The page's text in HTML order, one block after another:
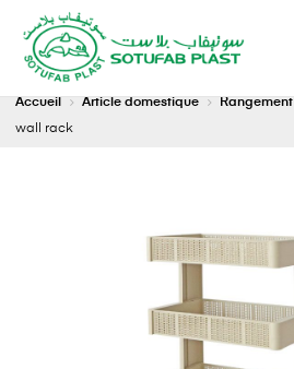
Accueil Article domestique Rangement
wall rack